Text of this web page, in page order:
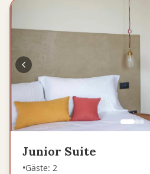
Junior Suite
•Gäste: 2